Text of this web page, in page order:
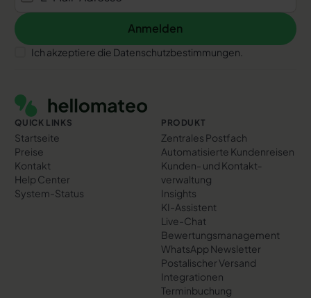
Anmelden
Anmelden
Ich akzeptiere die Datenschutzbestimmungen.
QUICK LINKS
Startseite
Preise
Kontakt
Help Center
System-Status
PRODUKT
Zentrales Postfach
Automatisierte Kundenreisen
Kunden- und Kontakt­
verwaltung
Insights
KI-Assistent
Live-Chat
Bewertungs­management
WhatsApp Newsletter
Postalischer Versand
Integrationen
Terminbuchung